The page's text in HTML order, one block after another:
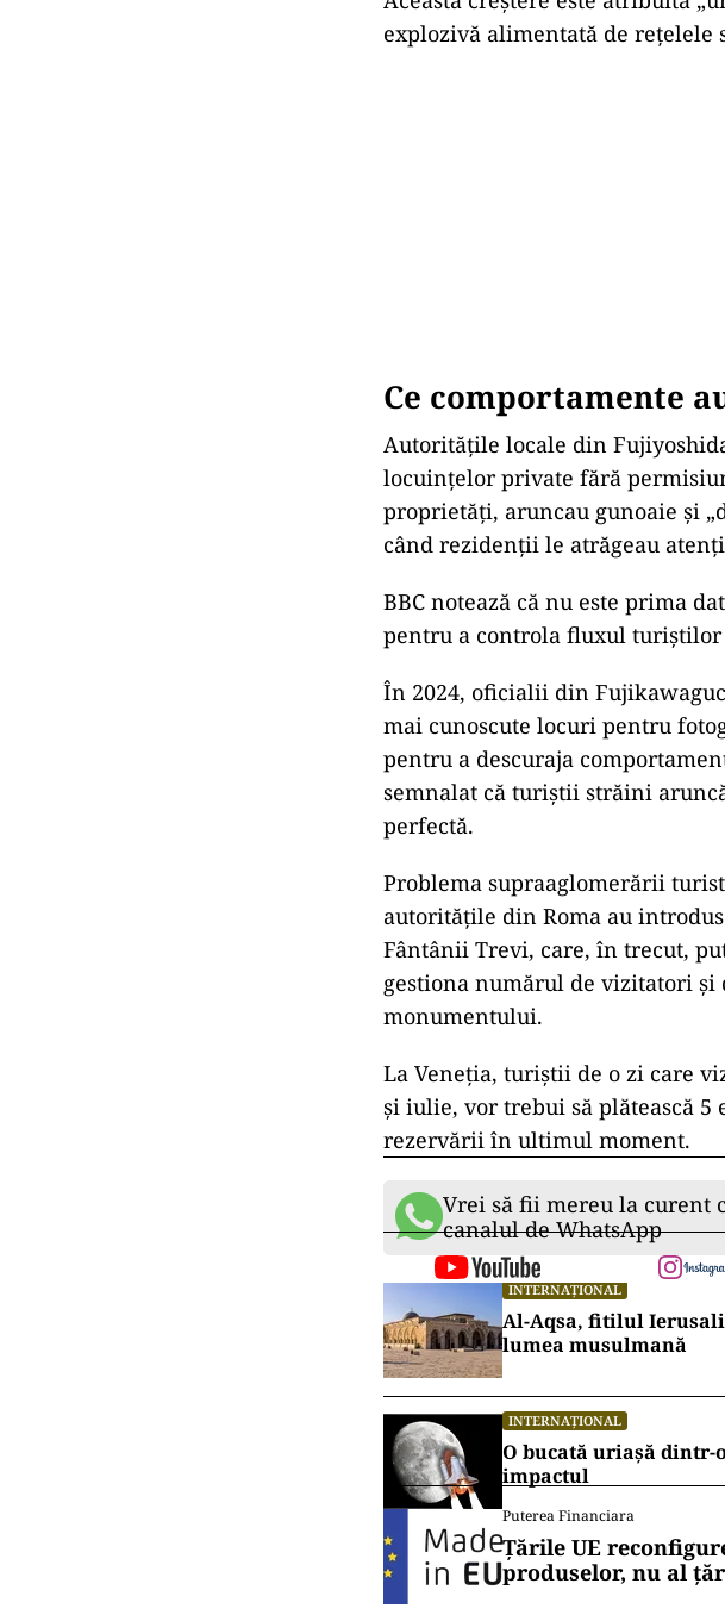
multe locuri fotogenice și „bune
Totuși, autoritățile spun că
depășind capacitatea orașului
asupra mediului de viață al
Această creștere este atribuită
explozivă alimentată de rețelele
Ce comportamente
locuințelor private fără
proprietăți, aruncau gunoaie și
când rezidenții le atrăgeau
BBC notează că nu este prima
În 2024, oficialii din
mai cunoscute locuri pentru
pentru a descuraja
semnalat că turiștii străini
perfectă.
Problema supraaglomerării
autoritățile din Roma au introdus
Fântânii Trevi, care, în trecut,
gestiona numărul de vizitatori
monumentului.
La Veneția, turiștii de o zi care
și iulie, vor trebui să plătească 5
rezervării în ultimul moment.